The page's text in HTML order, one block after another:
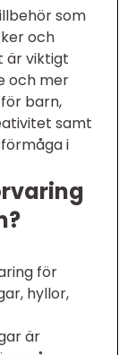
som
och
är viktigt
och mer
barn,
samt
i
för
hyllor,
är